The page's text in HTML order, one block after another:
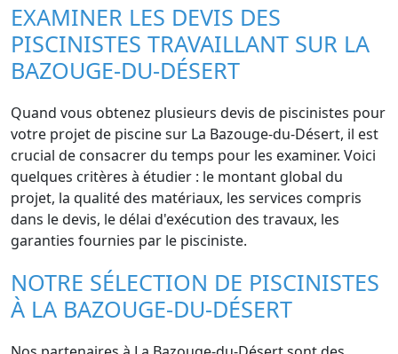
EXAMINER LES DEVIS DES
PISCINISTES TRAVAILLANT SUR LA
BAZOUGE-DU-DÉSERT
Quand vous obtenez plusieurs devis de piscinistes pour
votre projet de piscine sur La Bazouge-du-Désert, il est
crucial de consacrer du temps pour les examiner. Voici
quelques critères à étudier : le montant global du
projet, la qualité des matériaux, les services compris
dans le devis, le délai d'exécution des travaux, les
garanties fournies par le pisciniste.
NOTRE SÉLECTION DE PISCINISTES
À LA BAZOUGE-DU-DÉSERT